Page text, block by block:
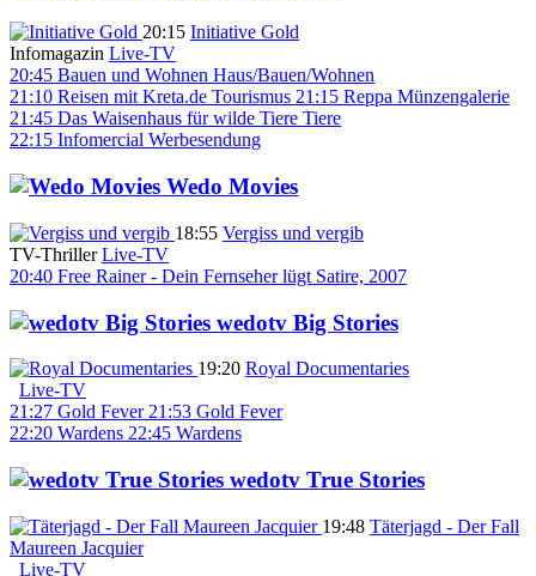
20:15 Initiative Gold
Infomagazin Live-TV
20:45 Bauen und Wohnen Haus/Bauen/Wohnen
21:10 Reisen mit Kreta.de Tourismus 21:15 Reppa Münzengalerie
21:45 Das Waisenhaus für wilde Tiere Tiere
22:15 Infomercial Werbesendung
Wedo Movies
18:55 Vergiss und vergib
TV-Thriller Live-TV
20:40 Free Rainer - Dein Fernseher lügt Satire, 2007
wedotv Big Stories
19:20 Royal Documentaries
Live-TV
21:27 Gold Fever 21:53 Gold Fever
22:20 Wardens 22:45 Wardens
wedotv True Stories
19:48 Täterjagd - Der Fall
Maureen Jacquier
Live-TV